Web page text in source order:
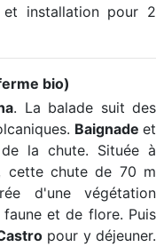
installation pour 2
bio)
. La balade suit des
Baignade et
la chute. Située à
cette chute de 70 m
d'une végétation
et de flore. Puis
pour y déjeuner.